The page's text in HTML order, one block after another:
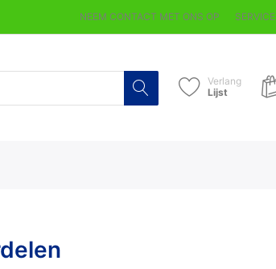
NEEM CONTACT MET ONS OP SERVICE
Verlang
Lijst